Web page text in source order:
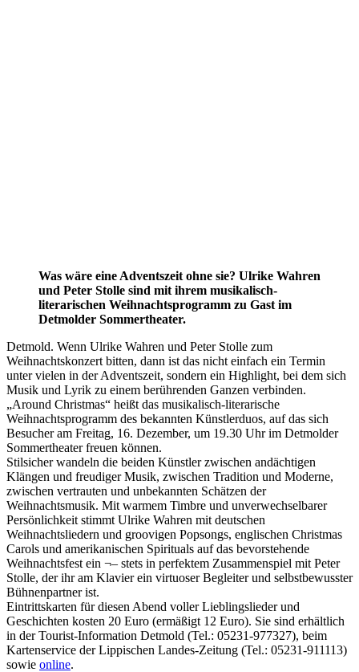
Was wäre eine Adventszeit ohne sie? Ulrike Wahren
und Peter Stolle sind mit ihrem musikalisch-
literarischen Weihnachtsprogramm zu Gast im
Detmolder Sommertheater.
Detmold. Wenn Ulrike Wahren und Peter Stolle zum
Weihnachtskonzert bitten, dann ist das nicht einfach ein Termin
unter vielen in der Adventszeit, sondern ein Highlight, bei dem sich
Musik und Lyrik zu einem berührenden Ganzen verbinden.
„Around Christmas“ heißt das musikalisch-literarische
Weihnachtsprogramm des bekannten Künstlerduos, auf das sich
Besucher am Freitag, 16. Dezember, um 19.30 Uhr im Detmolder
Sommertheater freuen können.
Stilsicher wandeln die beiden Künstler zwischen andächtigen
Klängen und freudiger Musik, zwischen Tradition und Moderne,
zwischen vertrauten und unbekannten Schätzen der
Weihnachtsmusik. Mit warmem Timbre und unverwechselbarer
Persönlichkeit stimmt Ulrike Wahren mit deutschen
Weihnachtsliedern und groovigen Popsongs, englischen Christmas
Carols und amerikanischen Spirituals auf das bevorstehende
Weihnachtsfest ein ¬– stets in perfektem Zusammenspiel mit Peter
Stolle, der ihr am Klavier ein virtuoser Begleiter und selbstbewusster
Bühnenpartner ist.
Eintrittskarten für diesen Abend voller Lieblingslieder und
Geschichten kosten 20 Euro (ermäßigt 12 Euro). Sie sind erhältlich
in der Tourist-Information Detmold (Tel.: 05231-977327), beim
Kartenservice der Lippischen Landes-Zeitung (Tel.: 05231-911113)
sowie online.